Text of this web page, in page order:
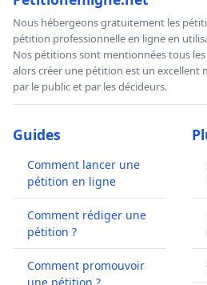
Nous hébergeons gratuitement les
pétition professionnelle en ligne en
Nos pétitions sont mentionnées tous
alors créer une pétition est un excellent
par le public et par les décideurs.
Guides
Comment lancer une
pétition en ligne
Comment rédiger une
pétition ?
Comment promouvoir